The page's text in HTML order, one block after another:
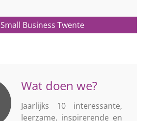
Small Business Twente
Wat doen we?
Jaarlijks 10 interessante,
leerzame, inspirerende en